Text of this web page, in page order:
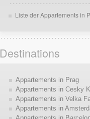
Liste der Appartements in
Destinations
Appartements in Prag
Appartements in Cesky
Appartements in Velka
Appartements in